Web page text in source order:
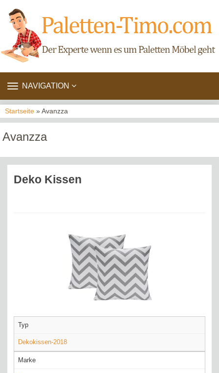
TOGGLE
NAVIGATION
Startseite » Avanzza
Avanzza
Deko Kissen
Typ
Dekokissen-2018
Marke